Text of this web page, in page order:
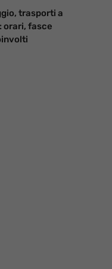
trasporti a
orari, fasce